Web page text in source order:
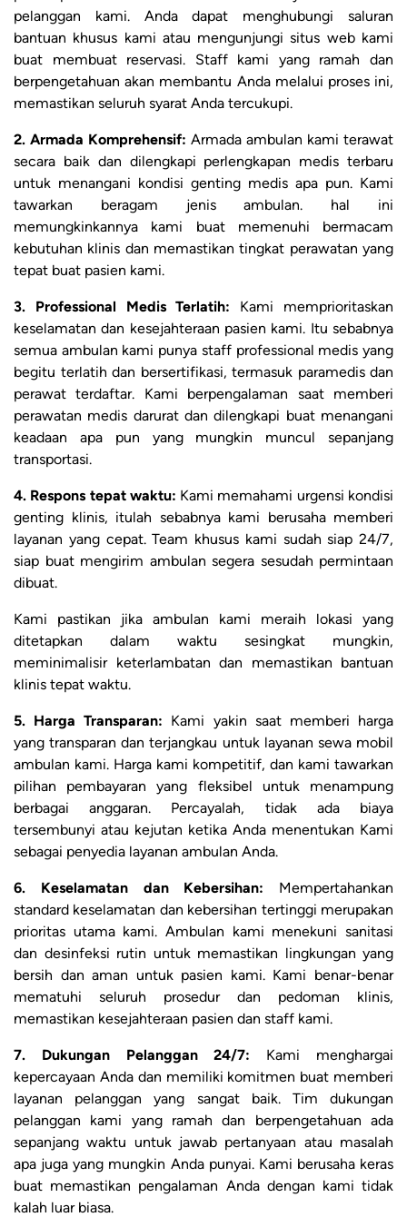
pelanggan kami. Anda dapat menghubungi saluran
bantuan khusus kami atau mengunjungi situs web kami
buat membuat reservasi. Staff kami yang ramah dan
berpengetahuan akan membantu Anda melalui proses ini,
memastikan seluruh syarat Anda tercukupi.
2. Armada Komprehensif: Armada ambulan kami terawat
secara baik dan dilengkapi perlengkapan medis terbaru
untuk menangani kondisi genting medis apa pun. Kami
tawarkan beragam jenis ambulan. hal ini
memungkinkannya kami buat memenuhi bermacam
kebutuhan klinis dan memastikan tingkat perawatan yang
tepat buat pasien kami.
3. Professional Medis Terlatih: Kami memprioritaskan
keselamatan dan kesejahteraan pasien kami. Itu sebabnya
semua ambulan kami punya staff professional medis yang
begitu terlatih dan bersertifikasi, termasuk paramedis dan
perawat terdaftar. Kami berpengalaman saat memberi
perawatan medis darurat dan dilengkapi buat menangani
keadaan apa pun yang mungkin muncul sepanjang
transportasi.
4. Respons tepat waktu: Kami memahami urgensi kondisi
genting klinis, itulah sebabnya kami berusaha memberi
layanan yang cepat. Team khusus kami sudah siap 24/7,
siap buat mengirim ambulan segera sesudah permintaan
dibuat.
Kami pastikan jika ambulan kami meraih lokasi yang
ditetapkan dalam waktu sesingkat mungkin,
meminimalisir keterlambatan dan memastikan bantuan
klinis tepat waktu.
5. Harga Transparan: Kami yakin saat memberi harga
yang transparan dan terjangkau untuk layanan sewa mobil
ambulan kami. Harga kami kompetitif, dan kami tawarkan
pilihan pembayaran yang fleksibel untuk menampung
berbagai anggaran. Percayalah, tidak ada biaya
tersembunyi atau kejutan ketika Anda menentukan Kami
sebagai penyedia layanan ambulan Anda.
6. Keselamatan dan Kebersihan: Mempertahankan
standard keselamatan dan kebersihan tertinggi merupakan
prioritas utama kami. Ambulan kami menekuni sanitasi
dan desinfeksi rutin untuk memastikan lingkungan yang
bersih dan aman untuk pasien kami. Kami benar-benar
mematuhi seluruh prosedur dan pedoman klinis,
memastikan kesejahteraan pasien dan staff kami.
7. Dukungan Pelanggan 24/7: Kami menghargai
kepercayaan Anda dan memiliki komitmen buat memberi
layanan pelanggan yang sangat baik. Tim dukungan
pelanggan kami yang ramah dan berpengetahuan ada
sepanjang waktu untuk jawab pertanyaan atau masalah
apa juga yang mungkin Anda punyai. Kami berusaha keras
buat memastikan pengalaman Anda dengan kami tidak
kalah luar biasa.